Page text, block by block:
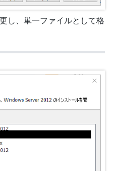
し、単一ファイルとして格